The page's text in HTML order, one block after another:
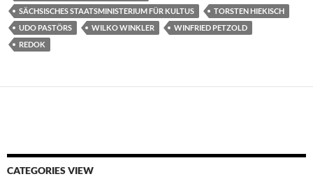
SÄCHSISCHES STAATSMINISTERIUM FÜR KULTUS
TORSTEN HIEKISCH
UDO PASTÖRS
WILKO WINKLER
WINFRIED PETZOLD
REDOK
CATEGORIES VIEW